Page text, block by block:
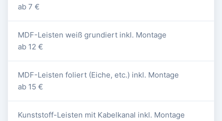
ab 7 €
MDF-Leisten weiß grundiert inkl. Montage
ab 12 €
MDF-Leisten foliert (Eiche, etc.) inkl. Montage
ab 15 €
Kunststoff-Leisten mit Kabelkanal inkl. Montage